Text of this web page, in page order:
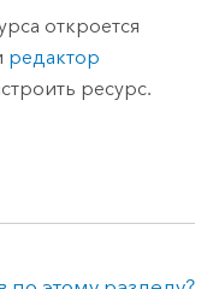
откроется
редактор
ресурс.